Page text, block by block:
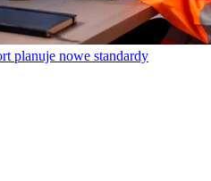
planuje nowe standardy